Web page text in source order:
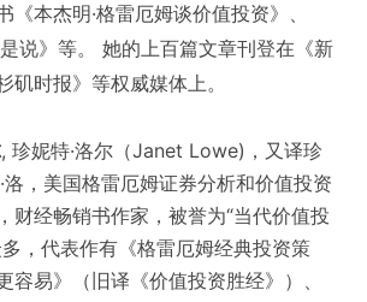
《本杰明·格雷厄姆谈价值投资》、
是说》等。 她的上百篇文章刊登在《新
矶时报》等权威媒体上。
, 珍妮特·洛尔（Janet Lowe)，又译珍
洛，美国格雷厄姆证券分析和价值投资
财经畅销书作家，被誉为“当代价值投
，代表作有《格雷厄姆经典投资策
容易》（旧译《价值投资胜经》）、